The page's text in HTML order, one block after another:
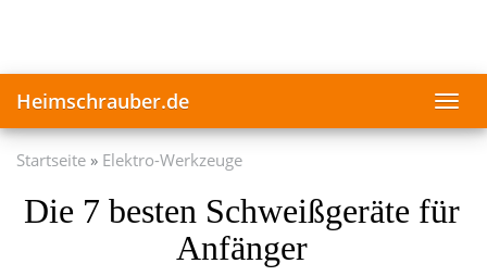
Heimschrauber.de
Startseite Elektro-Werkzeuge
Die 7 besten Schweißgeräte für
Anfänger